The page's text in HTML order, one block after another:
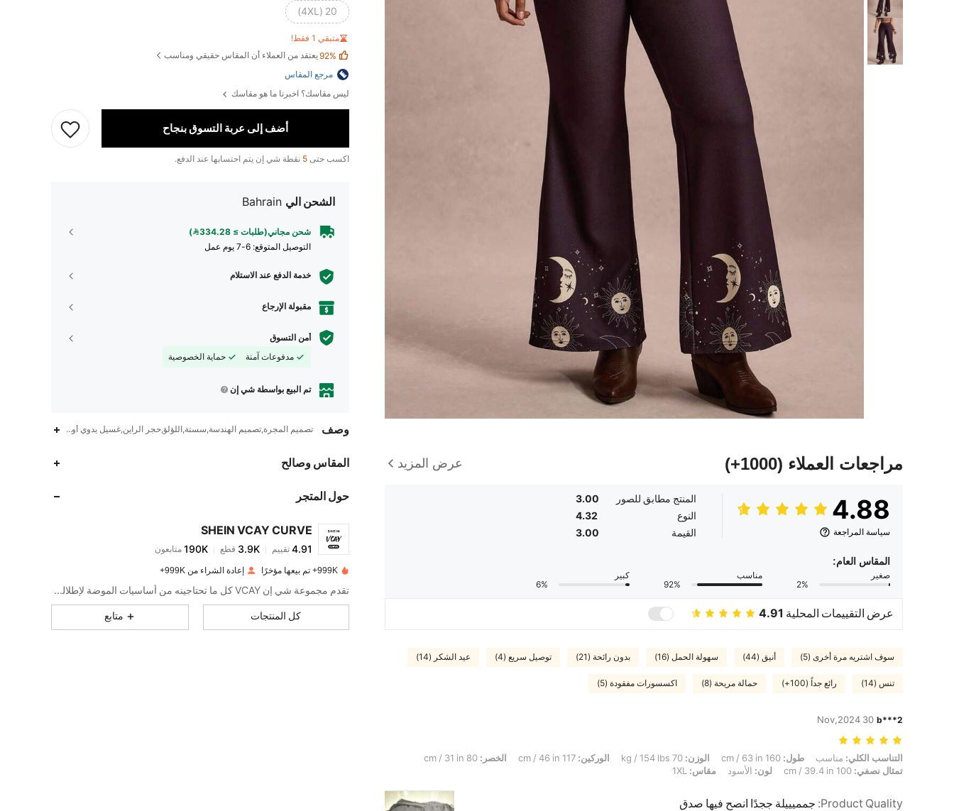
مراجعات العملاء (1000+) عرض المزيد
4.88
سياسة المراجعة
المنتج مطابق للصور
3.00
النوع
4.32
القيمة
3.00
المقاس العام:
صغير
2%
مناسب
92%
كبير
6%
عرض التقييمات المحلية 4.91
سوف اشتريه مرة أخرى (5) أنيق (44) سهولة الحمل (16) بدون رائحة (21) توصيل سريع (4) عيد الشكر (14)
تنس (14) رائع جداً (100+) حمالة مريحة (8) اكسسورات مفقودة (5)
b***2
30 Nov,2024
التناسب الكلي: مناسب, طول: 160 cm / 63 in, الوزن: 70 kg / 154 lbs, الوركين: 117 cm / 46 in, الخصر: 80 cm / 31 in, تمثال نصفي: 100 cm / 39.4 in, لون: الأسود, مقاس: 1XL
التناسب الكلي: مناسب طول: الوزن: الوركين: الخصر:
تمثال نصفي:
لون: الأسود مقاس:
Product Quality
: جمميييلة ججدًا انصح فيها صدق
20 (4XL)
متبقي 1 فقط!
92%يعتقد من العملاء أن المقاس حقيقي ومناسب
مرجع المقاس
ليس مقاسك؟ اخبرنا ما هو مقاسك
أضف إلى عربة التسوق بنجاح
اكسب حتى 5 نقطة شي إن يتم احتسابها عند الدفع.
الشحن الي Bahrain
شحن مجاني(طلبات ≥ 334.28)
التوصيل المتوقع: 6-7 يوم عمل
خدمة الدفع عند الاستلام
مقبولة الإرجاع
أمن التسوق
مدفوعات آمنة
حماية الخصوصية
تم البيع بواسطة شي إن
وصف تصميم المجرة,تصميم الهندسة,سستة,اللؤلؤ,حجر الراين,غسيل يدوي أو تنظيف جاف
المقاس وصالح
حول المتجر
SHEIN VCAY CURVE
4.91
3.9K
190K
b***9 تم دفعمنذ 1 يوم
4.91
3.9K
999K+ تم بيعها مؤخرًا إعادة الشراء من 999K+
تقدم مجموعة شي إن VCAY كل ما تحتاجينه من أساسيات الموضة لإطلالة عطلة كامل.
كل المنتجات متابع